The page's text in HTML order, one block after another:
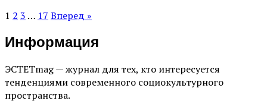
1 2 3 … 17 Вперед »
Информация
ЭСТЕТmag — журнал для тех, кто интересуется
тенденциями современного социокультурного
пространства.